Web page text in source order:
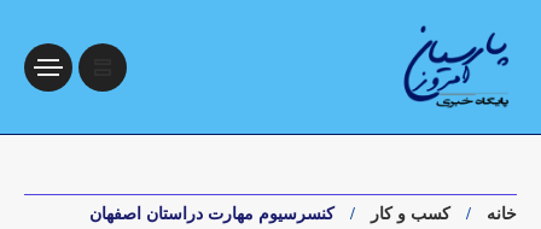
خانه کسب و کار کنسرسیوم مهارت دراستان اصفهان